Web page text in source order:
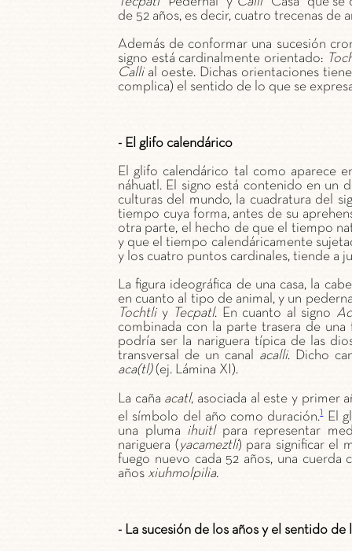
de 52 años, es decir, cuatro trecenas de
Además de conformar una sucesión
signo está cardinalmente orientado:
Callial oeste. Dichas orientaciones
complica) el sentido de lo que se
- El glifo calendárico
El glifo calendárico tal como aparece
náhuatl. El signo está contenido en un
culturas del mundo, la cuadratura del
tiempo cuya forma, antes de su
otra parte, el hecho de que el tiempo
y que el tiempo calendáricamente
y los cuatro puntos cardinales, tiende a
La figura ideográfica de una casa, la
en cuanto al tipo de animal, y un
Tochtliy Tecpatl. En cuanto al signo
combinada con la parte trasera de
podría ser la nariguera típica de las
transversal de un canal acalli. Dicho
aca(tl)(ej. Lámina XI).
La caña acatl, asociada al este y primer
el símbolo del año como duración.1El
una pluma ihuitlpara representar
nariguera ( yacameztli) para significar el
fuego nuevo cada 52 años, una cuerda
años xiuhmolpilia.
- La sucesión de los años y el sentido de